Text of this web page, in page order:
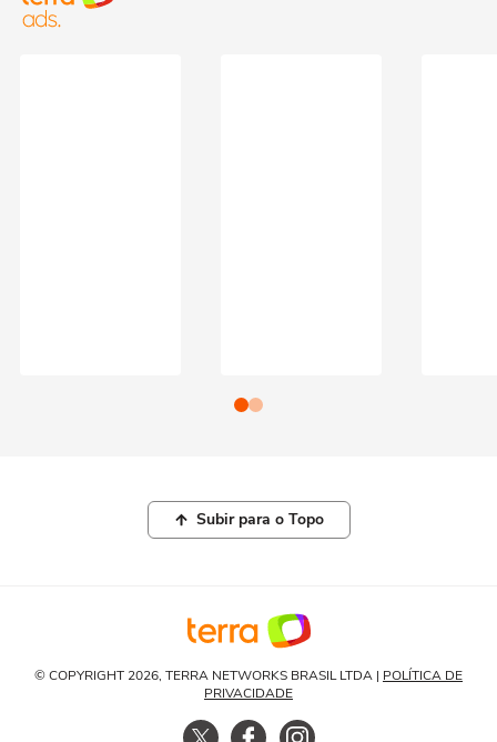
Subir para o Topo
© COPYRIGHT 2026, TERRA NETWORKS BRASIL LTDA | POLÍTICA DE
PRIVACIDADE